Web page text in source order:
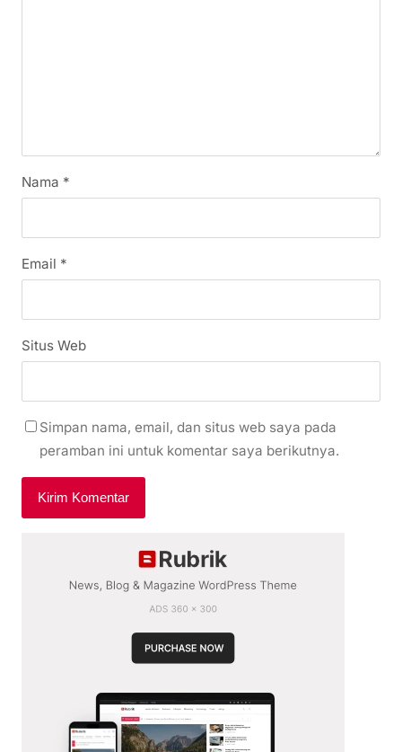
Nama *
Email *
Situs Web
Simpan nama, email, dan situs web saya pada
peramban ini untuk komentar saya berikutnya.